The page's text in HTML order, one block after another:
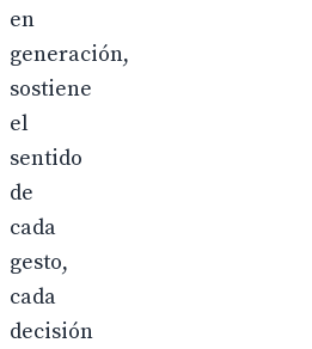
en
generación,
sostiene
el
sentido
de
cada
gesto,
cada
decisión